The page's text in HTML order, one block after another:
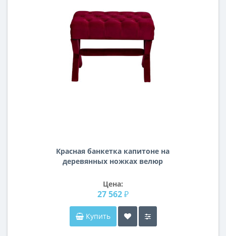
Красная банкетка капитоне на
деревянных ножках велюр
Цена:
27 562 ₽
Купить